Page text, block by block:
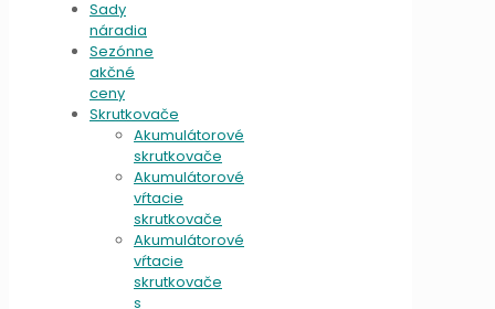
Sady
náradia
Sezónne
akčné
ceny
Skrutkovače
Akumulátorové
skrutkovače
Akumulátorové
vŕtacie
skrutkovače
Akumulátorové
vŕtacie
skrutkovače
s